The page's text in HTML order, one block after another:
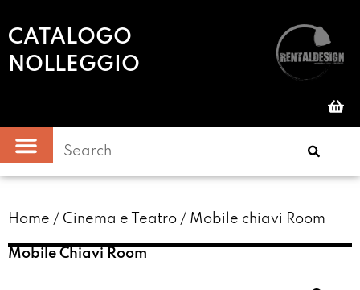
CATALOGO
NOLLEGGIO
Home / Cinema e Teatro / Mobile chiavi Room
Mobile Chiavi Room